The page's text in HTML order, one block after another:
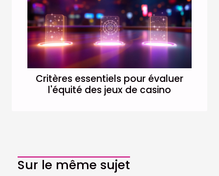
Critères essentiels pour évaluer
l'équité des jeux de casino
Sur le même sujet